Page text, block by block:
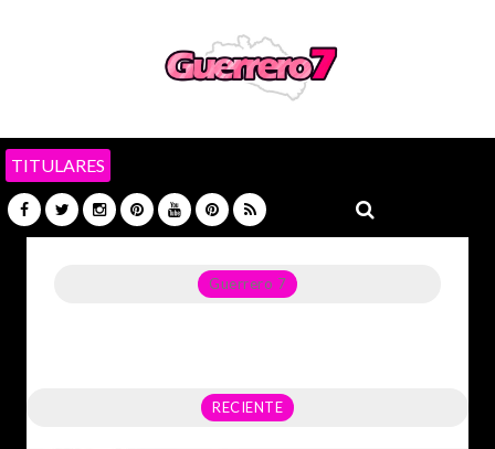
TITULARES
Guerrero 7
RECIENTE